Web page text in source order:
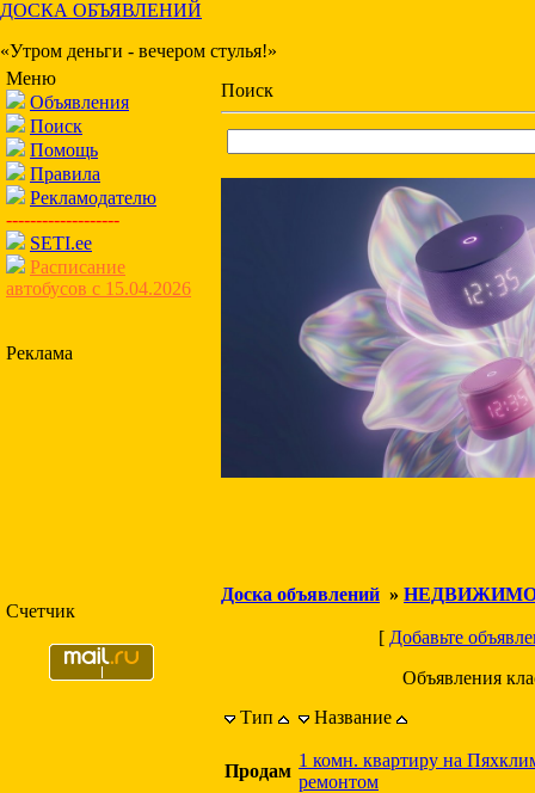
ДОСКА ОБЪЯВЛЕНИЙ
«Утром деньги - вечером стулья!»
Меню
Объявления
Поиск
Помощь
Правила
Рекламодателю
-------------------
SETI.ee
Расписание
автобусов с 15.04.2026
Реклама
Счетчик
Поиск
Доска объявлений »
[ Добавьте
Объявления
Тип
Название
Продам
1 комн. квартиру на
ремонтом